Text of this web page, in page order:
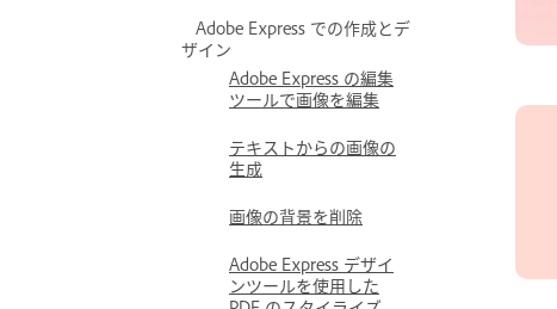
Adobe Express での作成とデ
ザイン
Adobe Express の編集
ツールで画像を編集
テキストからの画像の
生成
画像の背景を削除
Adobe Express デザイ
ンツールを使用した